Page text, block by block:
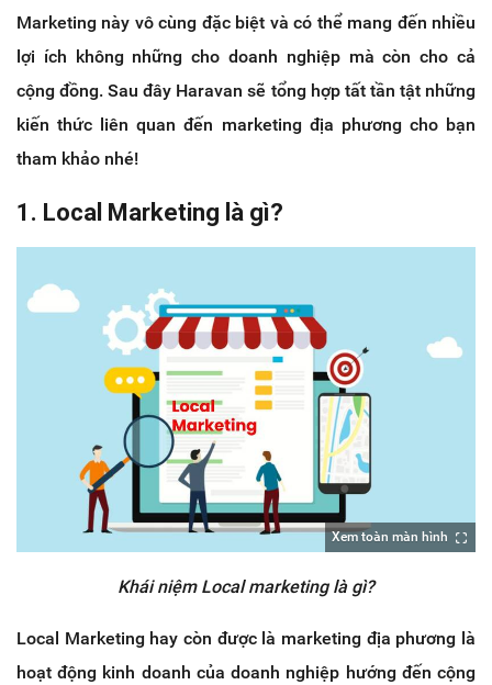
Marketing này vô cùng đặc biệt và có thể mang đến nhiều
lợi ích không những cho doanh nghiệp mà còn cho cả
cộng đồng. Sau đây Haravan sẽ tổng hợp tất tần tật những
kiến thức liên quan đến marketing địa phương cho bạn
tham khảo nhé!
1. Local Marketing là gì?
Xem toàn màn hình
Khái niệm Local marketing là gì?
Local Marketing hay còn được là marketing địa phương là
hoạt động kinh doanh của doanh nghiệp hướng đến cộng